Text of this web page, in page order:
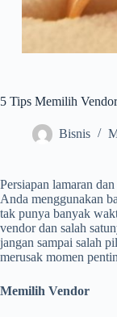
5 Tips Memilih
Bisnis
Persiapan lamaran
Anda menggunakan
tak punya banyak
vendor dan salah
jangan sampai salah
merusak momen
Memilih Vendor